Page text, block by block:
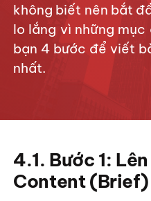
không biết nên bắt
lo lắng vì những
bạn 4 bước để viết
nhất.
4.1. Bước 1:
Content (Brief)